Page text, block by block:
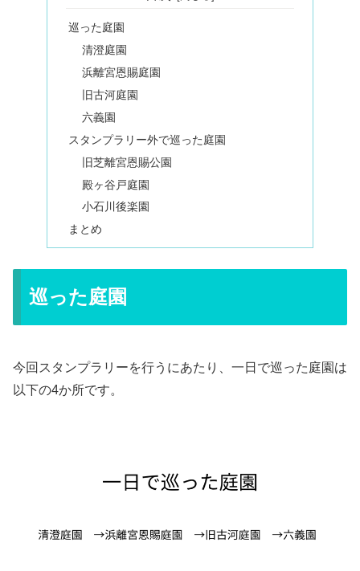
巡った庭園
清澄庭園
浜離宮恩賜庭園
旧古河庭園
六義園
スタンプラリー外で巡った庭園
旧芝離宮恩賜公園
殿ヶ谷戸庭園
小石川後楽園
まとめ
巡った庭園
今回スタンプラリーを行うにあたり、一日で巡った庭園は
以下の4か所です。